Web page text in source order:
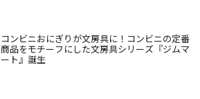
コンビニおにぎりが文房具に！コンビニの定番
商品をモチーフにした文房具シリーズ『ジムマ
ート』誕生